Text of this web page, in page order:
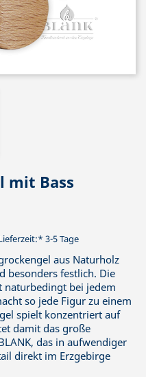
mit Bass
3-5 Tage
aus Naturholz
besonders festlich. Die
naturbedingt bei jedem
so jede Figur zu einem
spielt konzentriert auf
damit das große
das in aufwendiger
direkt im Erzgebirge